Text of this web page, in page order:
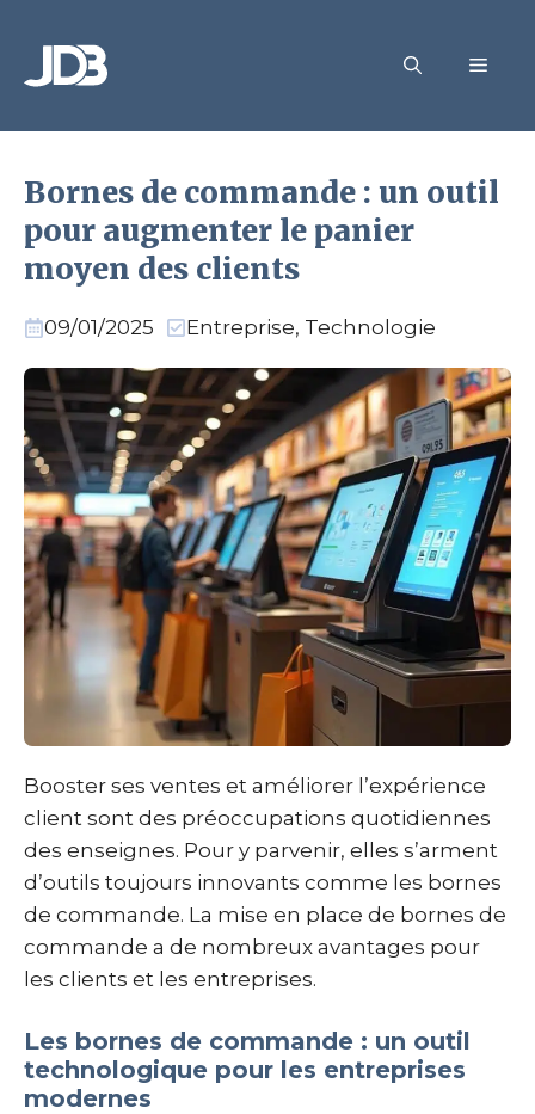
contenu
Bornes de commande : un outil
pour augmenter le panier
moyen des clients
09/01/2025 Entreprise, Technologie
Booster ses ventes et améliorer l’expérience
client sont des préoccupations quotidiennes
des enseignes. Pour y parvenir, elles s’arment
d’outils toujours innovants comme les bornes
de commande. La mise en place de bornes de
commande a de nombreux avantages pour
les clients et les entreprises.
Les bornes de commande : un outil
technologique pour les entreprises
modernes